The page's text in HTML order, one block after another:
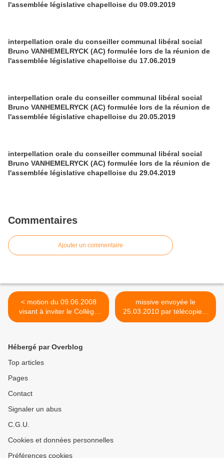
l'assemblée législative chapelloise du 09.09.2019
interpellation orale du conseiller communal libéral social
Bruno VANHEMELRYCK (AC) formulée lors de la réunion de
l'assemblée législative chapelloise du 17.06.2019
interpellation orale du conseiller communal libéral social
Bruno VANHEMELRYCK (AC) formulée lors de la réunion de
l'assemblée législative chapelloise du 20.05.2019
interpellation orale du conseiller communal libéral social
Bruno VANHEMELRYCK (AC) formulée lors de la réunion de
l'assemblée législative chapelloise du 29.04.2019
Commentaires
Ajouter un commentaire
< motion du 09.06.2008
visant à inviter le Collège
communal chapellois à
marchés publics en matière
de prestations de services
missive envoyée le
25.03.2010 par télécopieur
et messagerie électronique
Hébergé par Overblog
Top articles
Pages
Contact
Signaler un abus
C.G.U.
Cookies et données personnelles
Préférences cookies